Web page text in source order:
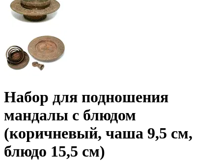
Набор для подношения
мандалы с блюдом
(коричневый, чаша 9,5 см,
блюдо 15,5 см)